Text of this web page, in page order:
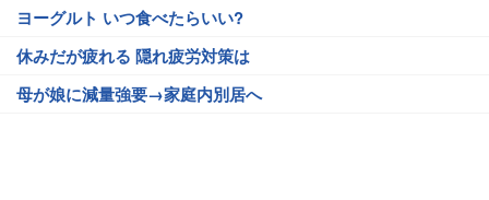
ヨーグルト いつ食べたらいい?
休みだが疲れる 隠れ疲労対策は
母が娘に減量強要→家庭内別居へ